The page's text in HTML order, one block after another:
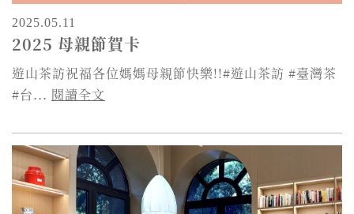
2025.05.11
2025 母親節賀卡
遊山茶訪祝福各位媽媽母親節快樂!!#遊山茶訪 #臺灣茶
#台... 閱讀全文